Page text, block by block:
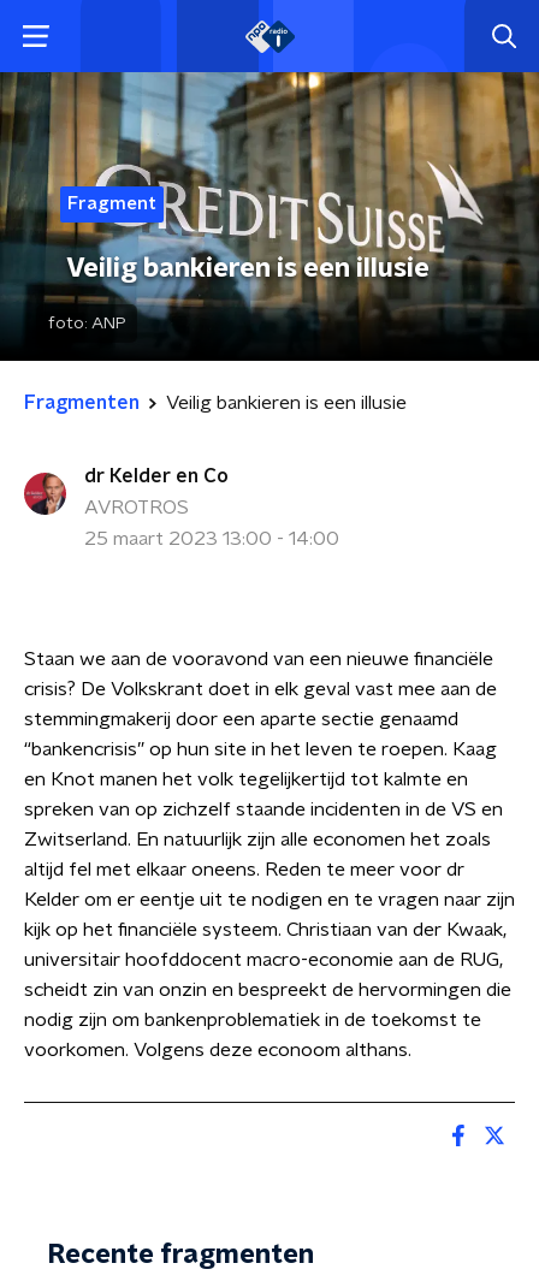
Fragment
Veilig bankieren is een illusie
foto: ANP
Fragmenten Veilig bankieren is een illusie
dr Kelder en Co
AVROTROS
25 maart 2023 13:00 - 14:00
Staan we aan de vooravond van een nieuwe financiële
crisis? De Volkskrant doet in elk geval vast mee aan de
stemmingmakerij door een aparte sectie genaamd
“bankencrisis” op hun site in het leven te roepen. Kaag
en Knot manen het volk tegelijkertijd tot kalmte en
spreken van op zichzelf staande incidenten in de VS en
Zwitserland. En natuurlijk zijn alle economen het zoals
altijd fel met elkaar oneens. Reden te meer voor dr
Kelder om er eentje uit te nodigen en te vragen naar zijn
kijk op het financiële systeem. Christiaan van der Kwaak,
universitair hoofddocent macro-economie aan de RUG,
scheidt zin van onzin en bespreekt de hervormingen die
nodig zijn om bankenproblematiek in de toekomst te
voorkomen. Volgens deze econoom althans.
Recente fragmenten